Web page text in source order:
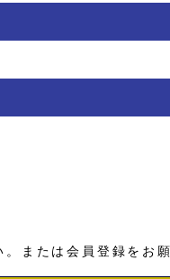
または会員登録をお